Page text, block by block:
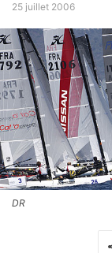
25 juillet 2006
DR